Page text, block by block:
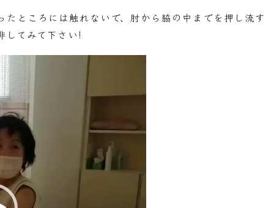
ところには触れないで、肘から脇の中までを押し流す
してみて下さい!